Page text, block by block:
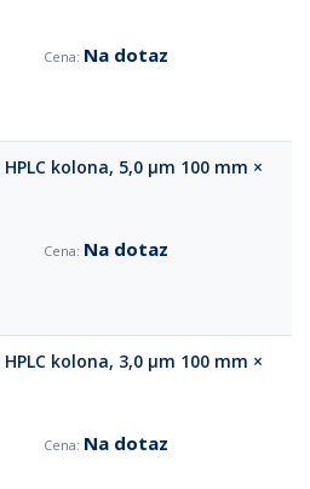
Na dotaz
HPLC kolona, 5,0 µm 100 mm ×
Na dotaz
HPLC kolona, 3,0 µm 100 mm ×
Na dotaz